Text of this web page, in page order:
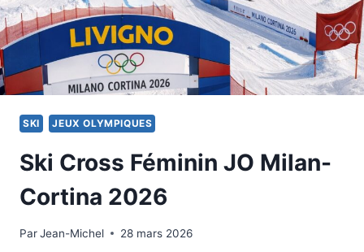
SKI JEUX OLYMPIQUES
Ski Cross Féminin JO Milan-
Cortina 2026
ParJean-Michel
8 février 2026 28 mars 2026